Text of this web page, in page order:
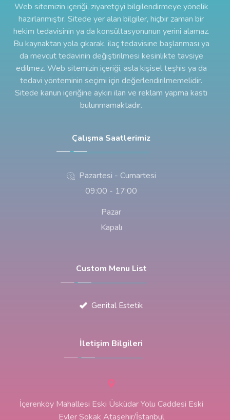
Web sitemizin içeriği, ziyaretçiyi bilgilendirmeye yönelik
hazırlanmıştır. Sitede yer alan bilgiler, hiçbir zaman bir
hekim tedavisinin ya da konsültasyonunun yerini alamaz.
Bu kaynaktan yola çıkarak, ilaç tedavisine başlanması ya
da mevcut tedavinin değiştirilmesi kesinlikte tavsiye
edilmez. Web sitemizin içeriği, asla kişisel teşhis ya da
tedavi yönteminin seçimi için değerlendirilmemelidir.
Sitede kanun içeriğine aykırı ilan ve reklam yapma kastı
bulunmamaktadır.
Çalışma Saatlerimiz
Pazartesi - Cumartesi
09:00 - 17:00
Pazar
Kapalı
Custom Menu List
Genital Estetik
İletişim Bilgileri
İçerenköy Mahallesi Eski Üsküdar Yolu Caddesi Eski
Evler Sokak Ataşehir/İstanbul